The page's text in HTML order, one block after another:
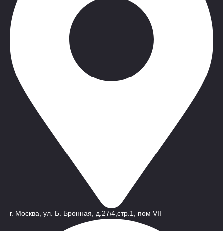
г. Москва, ул. Б. Бронная, д.27/4,стр.1, пом VII